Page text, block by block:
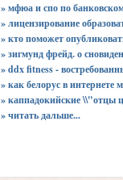
» мфюа и спо по
» лицензирование
» кто поможет
» зигмунд фрейд. о
» ddx fitness -
» как белорус в интернете
» каппадокийские \\"отцы
»читать дальше...